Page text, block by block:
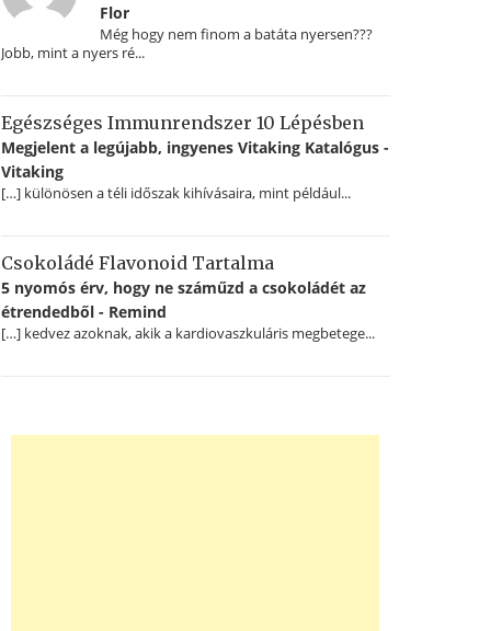
Flor
Még hogy nem finom a batáta nyersen???
Jobb, mint a nyers ré...
Egészséges Immunrendszer 10 Lépésben
Megjelent a legújabb, ingyenes Vitaking Katalógus -
Vitaking
[…] különösen a téli időszak kihívásaira, mint például...
Csokoládé Flavonoid Tartalma
5 nyomós érv, hogy ne száműzd a csokoládét az
étrendedből - Remind
[…] kedvez azoknak, akik a kardiovaszkuláris megbetege...